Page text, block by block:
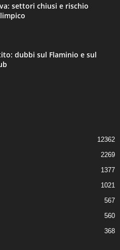
settori chiusi e rischio
dubbi sul Flaminio e sul
12362
2269
1377
1021
567
560
368